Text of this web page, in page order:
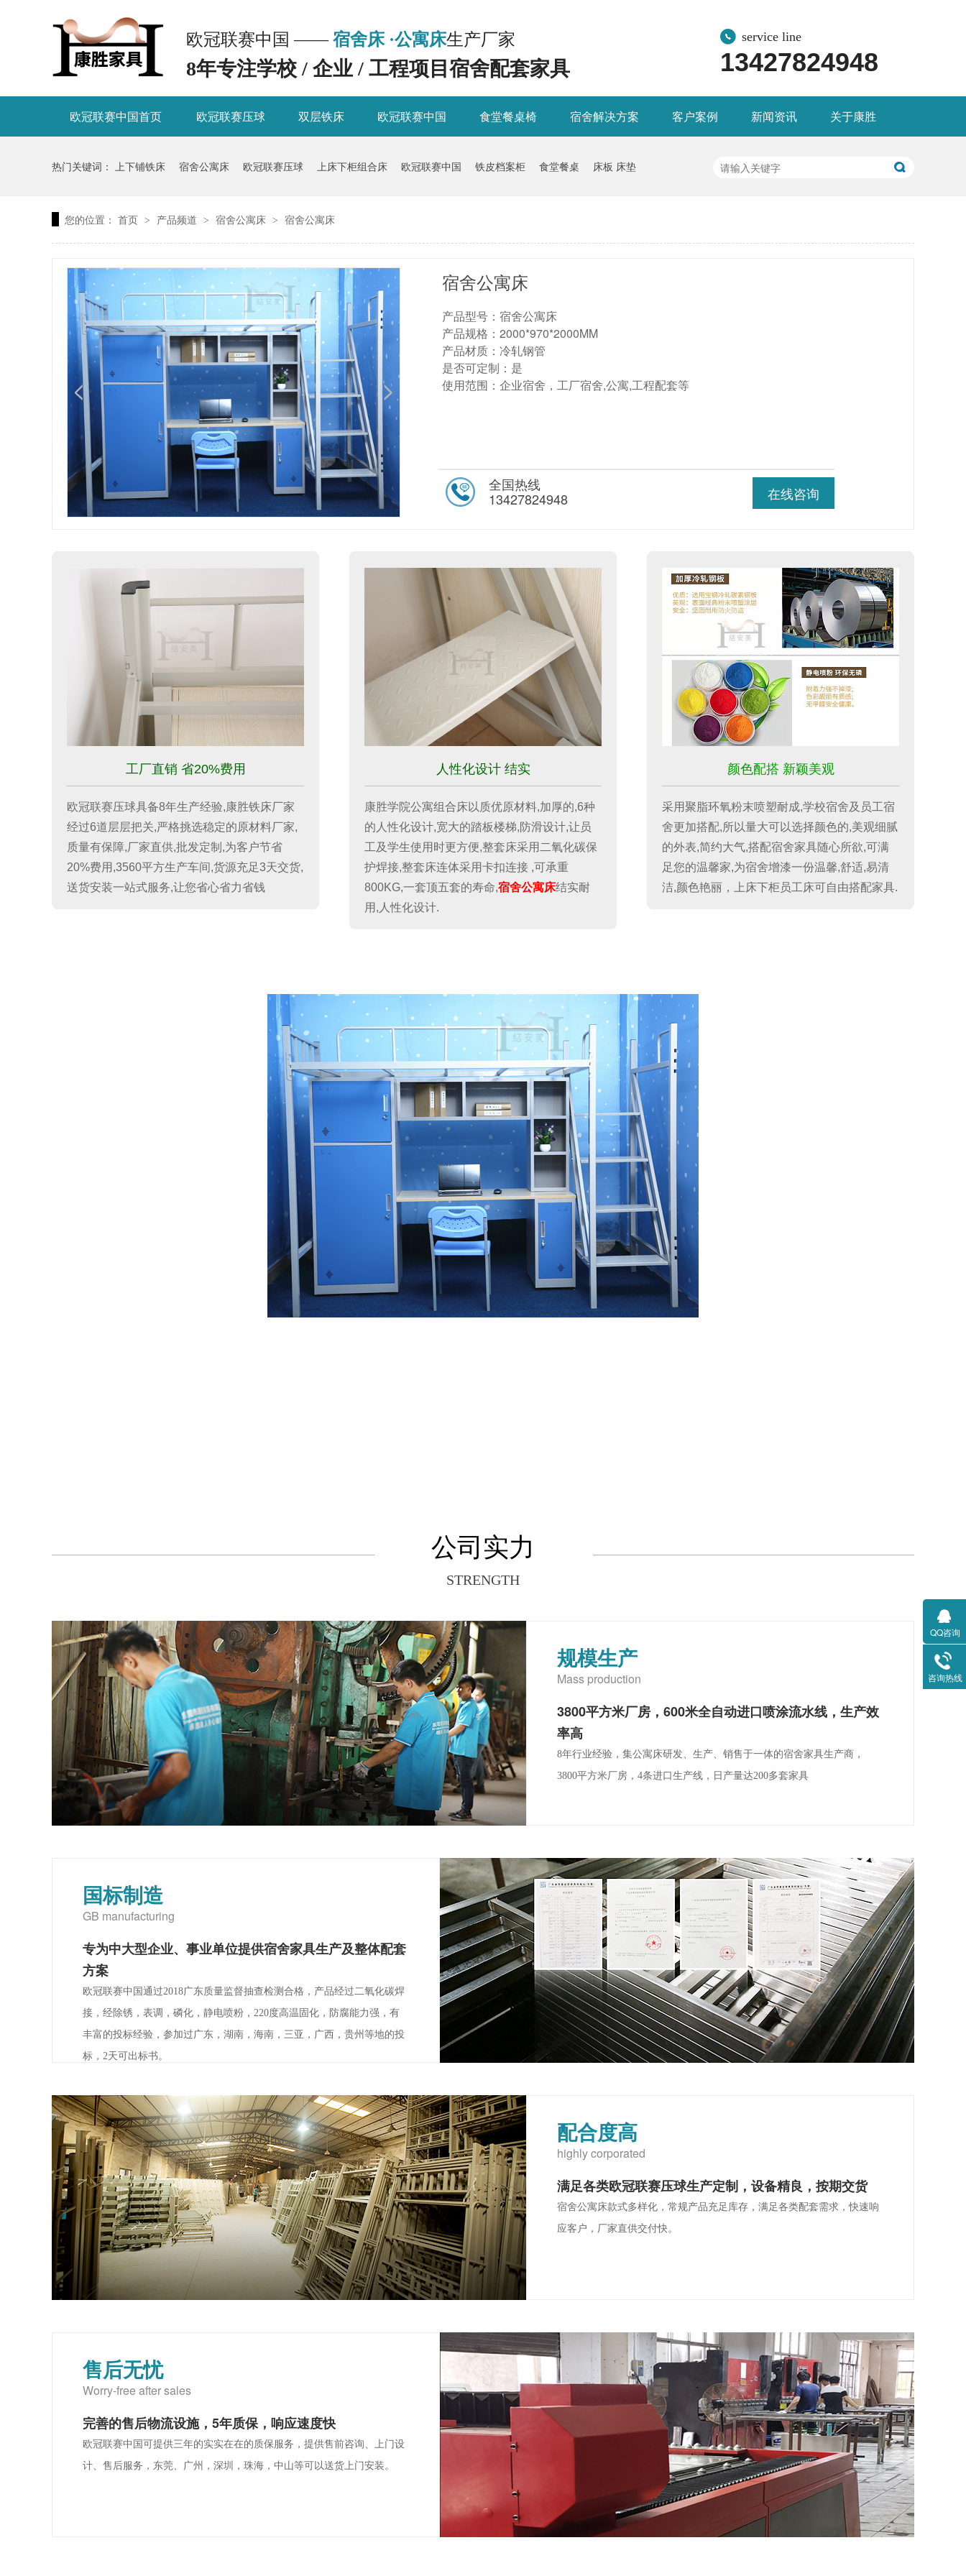
欧冠联赛中国 ——宿舍床 ·公寓床生产厂家
8年专注学校 / 企业 / 工程项目宿舍配套家具
service line
13427824948
欧冠联赛中国首页 欧冠联赛压球 双层铁床 欧冠联赛中国 食堂餐桌椅 宿舍解决方案 客户案例 新闻资讯 关于康胜
热门关键词： 上下铺铁床 宿舍公寓床 欧冠联赛压球 上床下柜组合床 欧冠联赛中国 铁皮档案柜 食堂餐桌 床板 床垫
您的位置： 首页 > 产品频道 > 宿舍公寓床 > 宿舍公寓床
宿舍公寓床
产品型号：宿舍公寓床
产品规格：2000*970*2000MM
产品材质：冷轧钢管
是否可定制：是
使用范围：企业宿舍，工厂宿舍,公寓,工程配套等
在线咨询
全国热线
13427824948
工厂直销 省20%费用
欧冠联赛压球具备8年生产经验,康胜铁床厂家
经过6道层层把关,严格挑选稳定的原材料厂家,
质量有保障,厂家直供,批发定制,为客户节省
20%费用,3560平方生产车间,货源充足3天交货,
送货安装一站式服务,让您省心省力省钱
人性化设计 结实
康胜学院公寓组合床以质优原材料,加厚的,6种
的人性化设计,宽大的踏板楼梯,防滑设计,让员
工及学生使用时更方便,整套床采用二氧化碳保
护焊接,整套床连体采用卡扣连接 ,可承重
800KG,一套顶五套的寿命,宿舍公寓床结实耐
用,人性化设计.
颜色配搭 新颖美观
采用聚脂环氧粉末喷塑耐成,学校宿舍及员工宿
舍更加搭配,所以量大可以选择颜色的,美观细腻
的外表,简约大气,搭配宿舍家具随心所欲,可满
足您的温馨家,为宿舍增漆一份温馨,舒适,易清
洁,颜色艳丽，上床下柜员工床可自由搭配家具.
公司实力
STRENGTH
规模生产
Mass production
3800平方米厂房，600米全自动进口喷涂流水线，生产效
率高
8年行业经验，集公寓床研发、生产、销售于一体的宿舍家具生产商，
3800平方米厂房，4条进口生产线，日产量达200多套家具
国标制造
GB manufacturing
专为中大型企业、事业单位提供宿舍家具生产及整体配套
方案
欧冠联赛中国通过2018广东质量监督抽查检测合格，产品经过二氧化碳焊
接，经除锈，表调，磷化，静电喷粉，220度高温固化，防腐能力强，有
丰富的投标经验，参加过广东，湖南，海南，三亚，广西，贵州等地的投
标，2天可出标书。
配合度高
highly corporated
满足各类欧冠联赛压球生产定制，设备精良，按期交货
宿舍公寓床款式多样化，常规产品充足库存，满足各类配套需求，快速响
应客户，厂家直供交付快。
售后无忧
Worry-free after sales
完善的售后物流设施，5年质保，响应速度快
欧冠联赛中国可提供三年的实实在在的质保服务，提供售前咨询、上门设
计、售后服务，东莞、广州，深圳，珠海，中山等可以送货上门安装。
QQ咨询
咨询热线